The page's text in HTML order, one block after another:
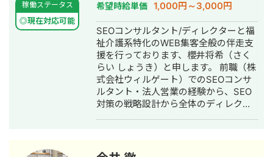
f5e82897e7vb85e05se@gmail.com
弊社の実績は、こちらにまとめており
ます。
https://docs.google.com/document/d/
R7oiw/edit?usp=sharing 合同会社TIM
のホームページはこちら https://tim-
service.jp/
ング、スライド生成など、ビジネスの
現場で使えるAI活用の支援にも注力し
ています。
稼働ステータス
◎現在対応可能
希望時給単価 1,000円～3,000円
SEOコンサルタント/ディレクターと福
祉介護系特化のWEB集客全般の伴走支
援を行っております、櫻井将希（さく
らい しょうき）と申します。 前職（株
式会社ウィルゲート）でのSEOコンサ
ルタント・法人営業の経験から、SEO
対策の戦略設計から全体のディレクシ
など、SEO全般の支援が可能です。